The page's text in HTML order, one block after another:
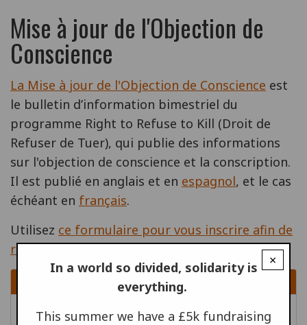
Mise à jour de l'Objection de
Conscience
La Mise à jour de l'Objection de Conscience est
le bulletin d’information bimestriel du
programme Right to Refuse to Kill (Droit de
Refuser de Tuer), qui publie des informations
sur l'objection de conscience et la conscription.
Il est publié en anglais et en espagnol, et le cas
échéant en français.
Utilisez ce formulaire pour vous inscrire afin de
recevoir des e-mails.
×
In a world so divided, solidarity is
everything.
This summer we have a £5k fundraising
Aidez-nous à soutenir l'action antimilitariste